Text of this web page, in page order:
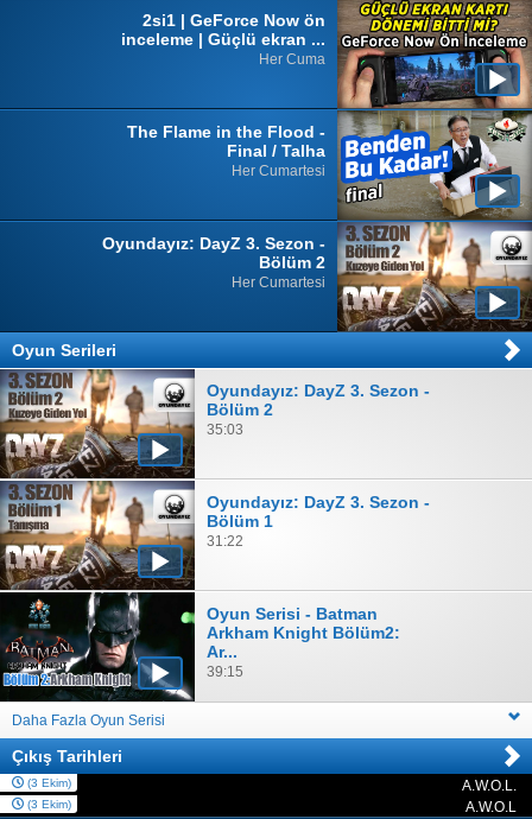
2si1 | GeForce Now ön
inceleme | Güçlü ekran ...
Her Cuma
The Flame in the Flood -
Final / Talha
Her Cumartesi
Oyundayız: DayZ 3. Sezon -
Bölüm 2
Her Cumartesi
Oyun Serileri
Oyundayız: DayZ 3. Sezon -
Bölüm 2
35:03
Oyundayız: DayZ 3. Sezon -
Bölüm 1
31:22
Oyun Serisi - Batman
Arkham Knight Bölüm2:
Ar...
39:15
Daha Fazla Oyun Serisi
Çıkış Tarihleri
(3 Ekim)
PC A.W.O.L.
(3 Ekim)
PC
A.W.O.L